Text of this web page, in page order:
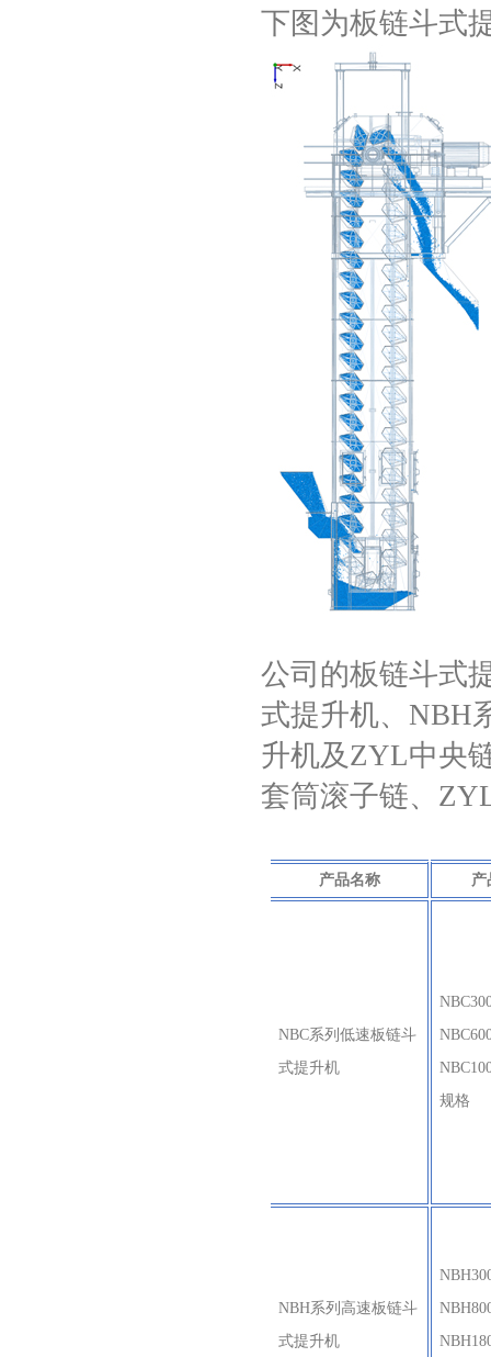
下图为板链斗式
公司的板链斗式
式提升机、NBH
升机及ZYL中央
套筒滚子链、
产品名称 产
NBC系列低速板链斗
式提升机
规格
NBH系列高速板链斗
式提升机